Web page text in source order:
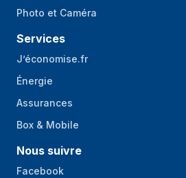
Photo et Caméra
Services
J’économise.fr
Énergie
Assurances
Box & Mobile
Nous suivre
Facebook